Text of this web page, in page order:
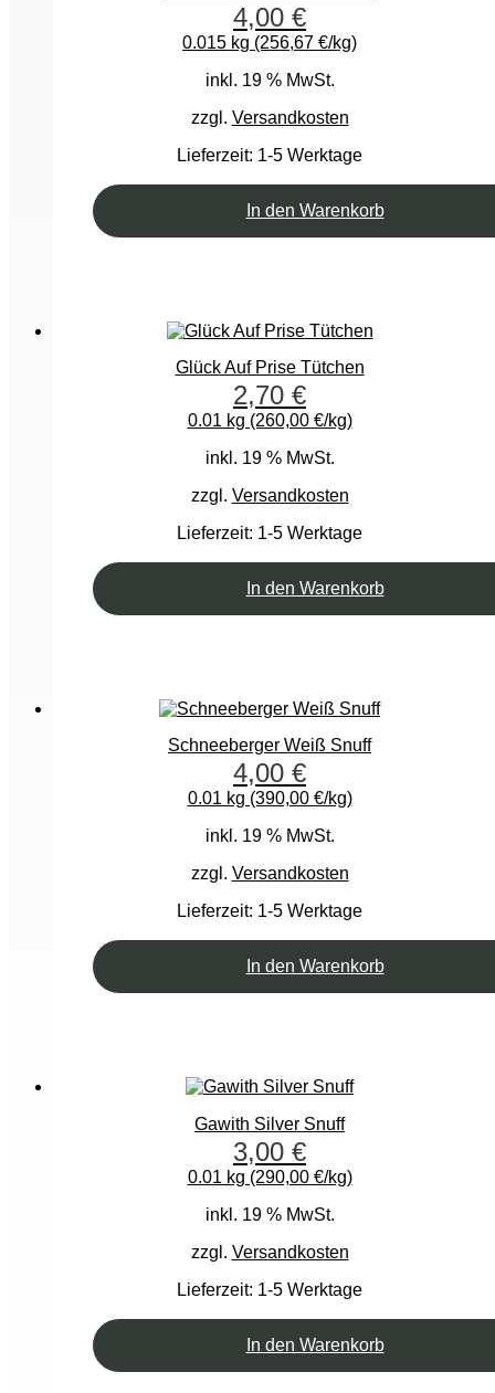
4,00 €
0.015 kg (256,67 €/kg)
inkl. 19 % MwSt.
zzgl. Versandkosten
Lieferzeit: 1-5 Werktage
In den Warenkorb
Glück Auf Prise Tütchen
2,70 €
0.01 kg (260,00 €/kg)
inkl. 19 % MwSt.
zzgl. Versandkosten
Lieferzeit: 1-5 Werktage
In den Warenkorb
Schneeberger Weiß Snuff
4,00 €
0.01 kg (390,00 €/kg)
inkl. 19 % MwSt.
zzgl. Versandkosten
Lieferzeit: 1-5 Werktage
In den Warenkorb
Gawith Silver Snuff
3,00 €
0.01 kg (290,00 €/kg)
inkl. 19 % MwSt.
zzgl. Versandkosten
Lieferzeit: 1-5 Werktage
In den Warenkorb